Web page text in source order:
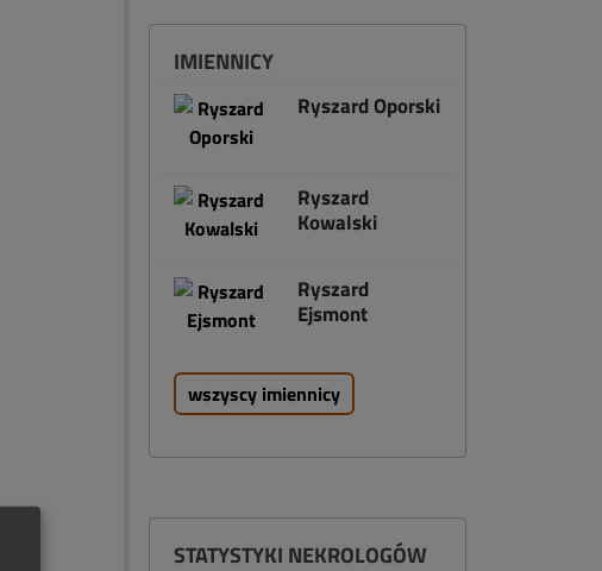
IMIENNICY
Ryszard Oporski
Ryszard
Kowalski
Ryszard
Ejsmont
wszyscy imiennicy
STATYSTYKI NEKROLOGÓW